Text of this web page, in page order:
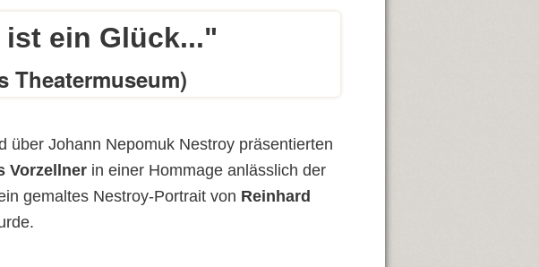
ein Glück..."
Theatermuseum)
über Johann Nepomuk Nestroy präsentierten
Vorzellner in einer Hommage anlässlich der
gemaltes Nestroy-Portrait von Reinhard